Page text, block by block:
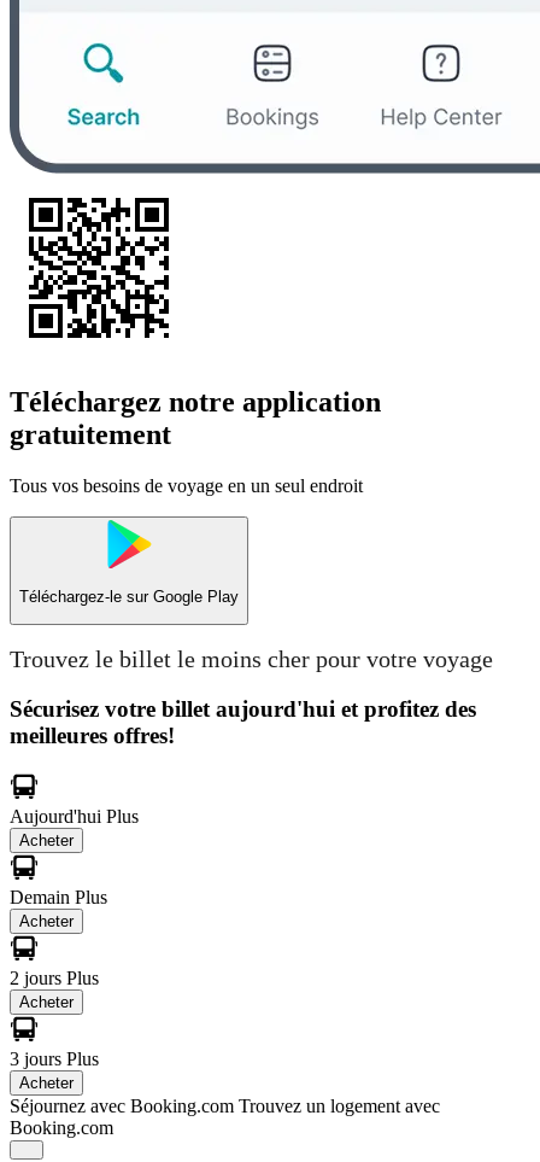
Téléchargez notre application
gratuitement
Tous vos besoins de voyage en un seul endroit
Téléchargez-le sur Google Play
Trouvez le billet le moins cher pour votre voyage
Sécurisez votre billet aujourd'hui et profitez des
meilleures offres!
Aujourd'hui Plus
Acheter
Demain Plus
Acheter
2 jours Plus
Acheter
3 jours Plus
Acheter
Séjournez avec Booking.com Trouvez un logement avec
Booking.com